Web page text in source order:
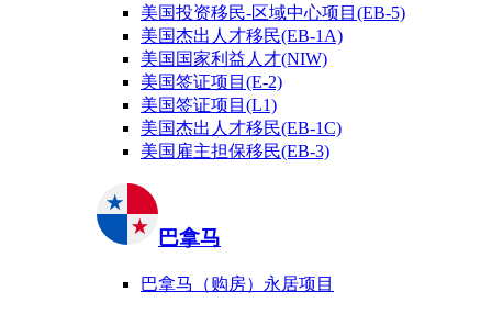
美国投资移民-区域中心项目(EB-5)
美国杰出人才移民(EB-1A)
美国国家利益人才(NIW)
美国签证项目(E-2)
美国签证项目(L1)
美国杰出人才移民(EB-1C)
美国雇主担保移民(EB-3)
巴拿马
巴拿马（购房）永居项目